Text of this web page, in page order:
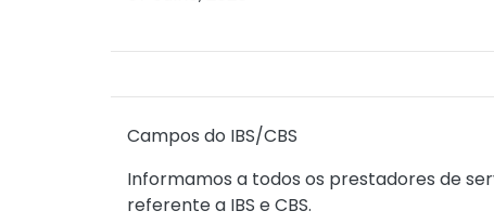
Campos do IBS/CBS
Informamos a todos os prestadores de
referente a IBS e CBS.